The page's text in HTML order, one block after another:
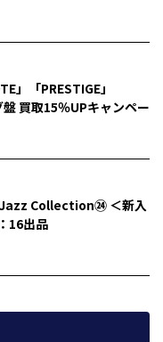
」「PRESTIGE」
盤 買取15％UPキャンペー
Collection㉔ ＜新入
16出品